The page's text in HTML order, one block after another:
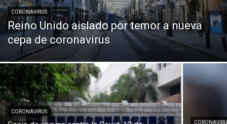
CORONAVIRUS
Reino Unido aislado por temor a nueva
cepa de coronavirus
CORONAVIRUS